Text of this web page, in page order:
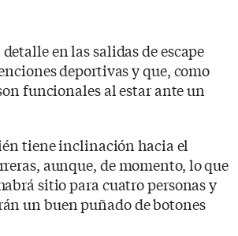
en las salidas de escape
deportivas y que, como
funcionales al estar ante un
tiene inclinación hacia el
aunque, de momento, lo que
sitio para cuatro personas y
un buen puñado de botones